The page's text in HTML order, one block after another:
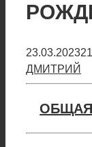
23.03.2023
ДМИТРИЙ
ОБЩАЯ